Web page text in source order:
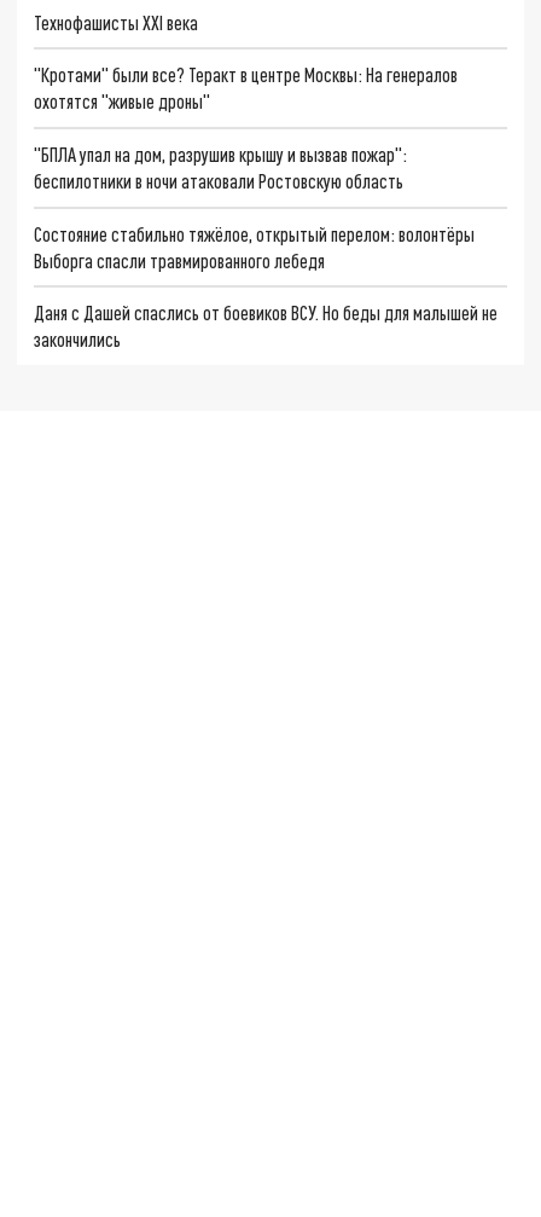
Технофашисты XXI века
"Кротами" были все? Теракт в центре Москвы: На генералов
охотятся "живые дроны"
"БПЛА упал на дом, разрушив крышу и вызвав пожар":
беспилотники в ночи атаковали Ростовскую область
Состояние стабильно тяжёлое, открытый перелом: волонтёры
Выборга спасли травмированного лебедя
Даня с Дашей спаслись от боевиков ВСУ. Но беды для малышей не
закончились